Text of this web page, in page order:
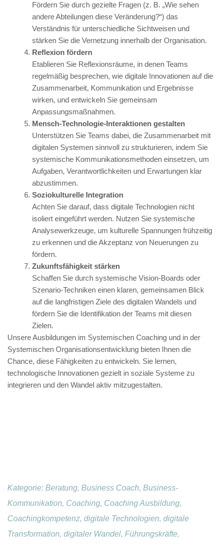
Fördern Sie durch gezielte Fragen (z. B. „Wie sehen
andere Abteilungen diese Veränderung?“) das
Verständnis für unterschiedliche Sichtweisen und
stärken Sie die Vernetzung innerhalb der Organisation.
Reflexion fördern
Etablieren Sie Reflexionsräume, in denen Teams
regelmäßig besprechen, wie digitale Innovationen auf die
Zusammenarbeit, Kommunikation und Ergebnisse
wirken, und entwickeln Sie gemeinsam
Anpassungsmaßnahmen.
Mensch-Technologie-Interaktionen gestalten
Unterstützen Sie Teams dabei, die Zusammenarbeit mit
digitalen Systemen sinnvoll zu strukturieren, indem Sie
systemische Kommunikationsmethoden einsetzen, um
Aufgaben, Verantwortlichkeiten und Erwartungen klar
abzustimmen.
Soziokulturelle Integration
Achten Sie darauf, dass digitale Technologien nicht
isoliert eingeführt werden. Nutzen Sie systemische
Analysewerkzeuge, um kulturelle Spannungen frühzeitig
zu erkennen und die Akzeptanz von Neuerungen zu
fördern.
Zukunftsfähigkeit stärken
Schaffen Sie durch systemische Vision-Boards oder
Szenario-Techniken einen klaren, gemeinsamen Blick
auf die langfristigen Ziele des digitalen Wandels und
fördern Sie die Identifikation der Teams mit diesen
Zielen.
Unsere Ausbildungen im Systemischen Coaching und in der
Systemischen Organisationsentwicklung bieten Ihnen die
Chance, diese Fähigkeiten zu entwickeln. Sie lernen,
technologische Innovationen gezielt in soziale Systeme zu
integrieren und den Wandel aktiv mitzugestalten.
Kategorie: Beratung, Business Coach, Business-
Kommunikation, Coaching, Coaching Ausbildung,
Coachingkompetenz, digitale Technologien, digitale
Transformation, digitaler Wandel, Führungskräfte,